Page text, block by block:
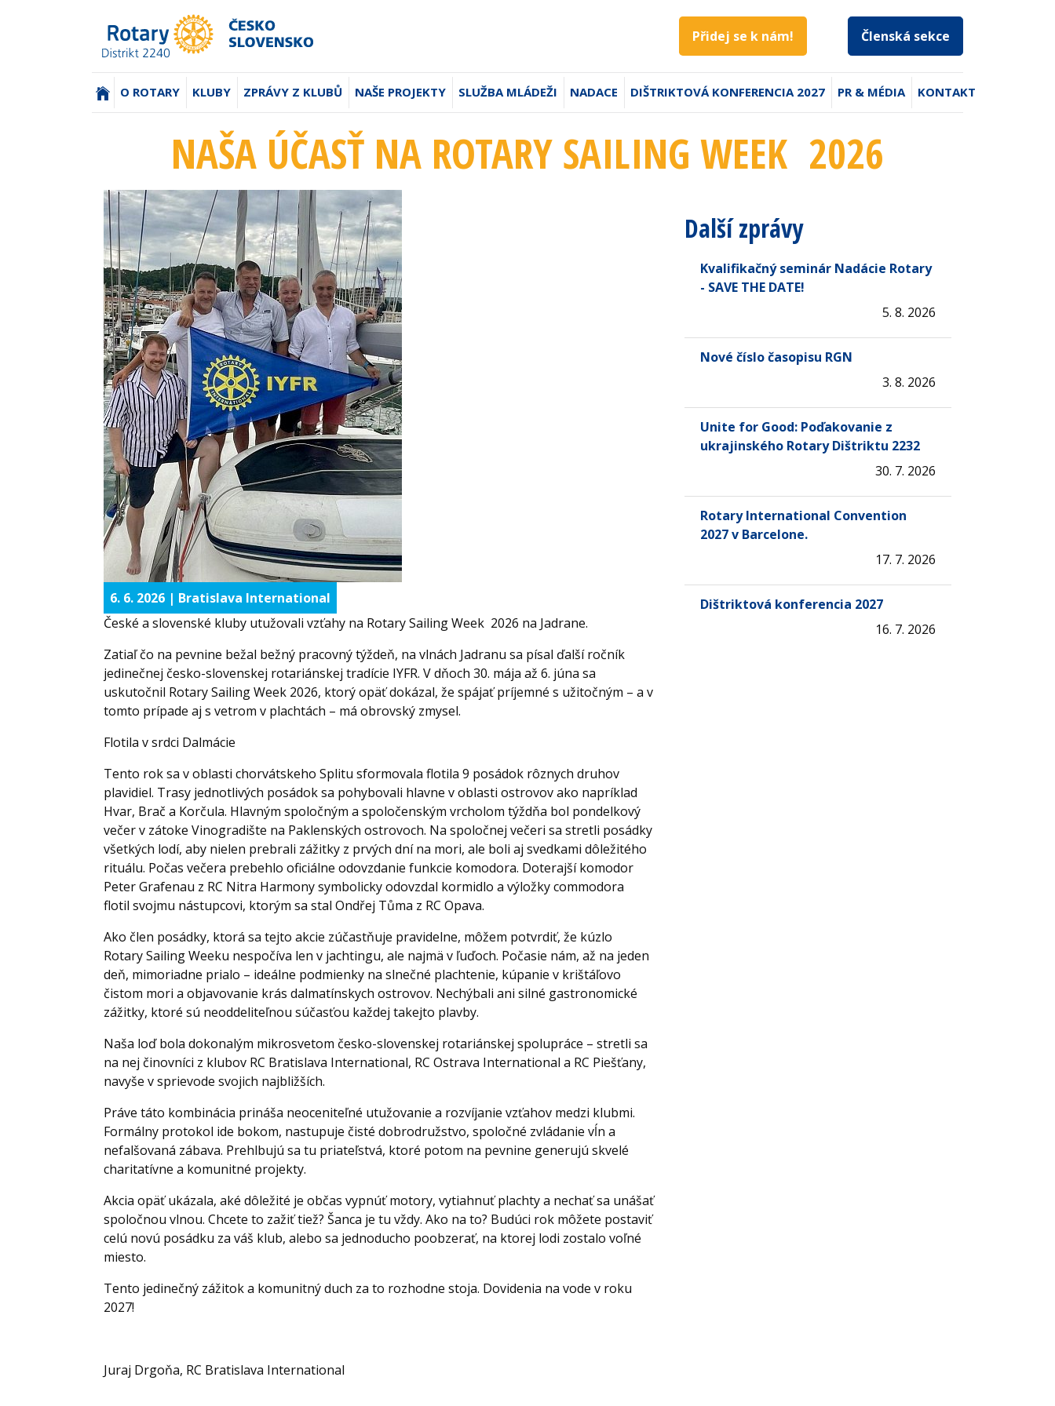
Přidej se k nám! Členská sekce
(AKTUÁLNÍ)
O ROTARY KLUBY ZPRÁVY Z KLUBŮ NAŠE PROJEKTY SLUŽBA MLÁDEŽI NADACE DIŠTRIKTOVÁ KONFERENCIA 2027 PR & MÉDIA KONTAKT
NAŠA ÚČASŤ NA ROTARY SAILING WEEK 2026
6. 6. 2026 | Bratislava International
České a slovenské kluby utužovali vzťahy na Rotary Sailing Week 2026 na Jadrane.
Zatiaľ čo na pevnine bežal bežný pracovný týždeň, na vlnách Jadranu sa písal ďalší ročník
jedinečnej česko-slovenskej rotariánskej tradície IYFR. V dňoch 30. mája až 6. júna sa
uskutočnil Rotary Sailing Week 2026, ktorý opäť dokázal, že spájať príjemné s užitočným – a v
tomto prípade aj s vetrom v plachtách – má obrovský zmysel.
Flotila v srdci Dalmácie
Tento rok sa v oblasti chorvátskeho Splitu sformovala flotila 9 posádok rôznych druhov
plavidiel. Trasy jednotlivých posádok sa pohybovali hlavne v oblasti ostrovov ako napríklad
Hvar, Brač a Korčula. Hlavným spoločným a spoločenským vrcholom týždňa bol pondelkový
večer v zátoke Vinogradište na Paklenských ostrovoch. Na spoločnej večeri sa stretli posádky
všetkých lodí, aby nielen prebrali zážitky z prvých dní na mori, ale boli aj svedkami dôležitého
rituálu. Počas večera prebehlo oficiálne odovzdanie funkcie komodora. Doterajší komodor
Peter Grafenau z RC Nitra Harmony symbolicky odovzdal kormidlo a výložky commodora
flotil svojmu nástupcovi, ktorým sa stal Ondřej Tůma z RC Opava.
Ako člen posádky, ktorá sa tejto akcie zúčastňuje pravidelne, môžem potvrdiť, že kúzlo
Rotary Sailing Weeku nespočíva len v jachtingu, ale najmä v ľuďoch. Počasie nám, až na jeden
deň, mimoriadne prialo – ideálne podmienky na slnečné plachtenie, kúpanie v krištáľovo
čistom mori a objavovanie krás dalmatínskych ostrovov. Nechýbali ani silné gastronomické
zážitky, ktoré sú neoddeliteľnou súčasťou každej takejto plavby.
Naša loď bola dokonalým mikrosvetom česko-slovenskej rotariánskej spolupráce – stretli sa
na nej činovníci z klubov RC Bratislava International, RC Ostrava International a RC Piešťany,
navyše v sprievode svojich najbližších.
Práve táto kombinácia prináša neoceniteľné utužovanie a rozvíjanie vzťahov medzi klubmi.
Formálny protokol ide bokom, nastupuje čisté dobrodružstvo, spoločné zvládanie vĺn a
nefalšovaná zábava. Prehlbujú sa tu priateľstvá, ktoré potom na pevnine generujú skvelé
charitatívne a komunitné projekty.
Akcia opäť ukázala, aké dôležité je občas vypnúť motory, vytiahnuť plachty a nechať sa unášať
spoločnou vlnou. Chcete to zažiť tiež? Šanca je tu vždy. Ako na to? Budúci rok môžete postaviť
celú novú posádku za váš klub, alebo sa jednoducho poobzerať, na ktorej lodi zostalo voľné
miesto.
Tento jedinečný zážitok a komunitný duch za to rozhodne stoja. Dovidenia na vode v roku
2027!
Juraj Drgoňa, RC Bratislava International
Další zprávy
Kvalifikačný seminár Nadácie Rotary
- SAVE THE DATE!
5. 8. 2026
Nové číslo časopisu RGN
3. 8. 2026
Unite for Good: Poďakovanie z
ukrajinského Rotary Dištriktu 2232
30. 7. 2026
Rotary International Convention
2027 v Barcelone.
17. 7. 2026
Dištriktová konferencia 2027
16. 7. 2026